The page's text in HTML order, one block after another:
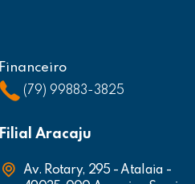
Financeiro
(79) 99883-3825
Filial Aracaju
Av. Rotary, 295 - Atalaia -